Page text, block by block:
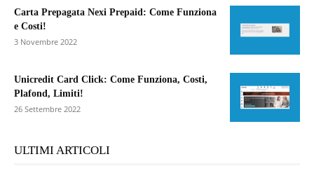
Carta Prepagata Nexi Prepaid: Come Funziona
e Costi!
3 Novembre 2022
Unicredit Card Click: Come Funziona, Costi,
Plafond, Limiti!
26 Settembre 2022
ULTIMI ARTICOLI